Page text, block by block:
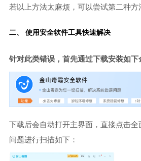
若以上方法太麻烦，可以尝试第二种方
二、 使用安全软件工具快速解决
针对此类错误，首先通过下载安装如下
下载后会自动打开主界面，直接点击
问题进行扫描如下：